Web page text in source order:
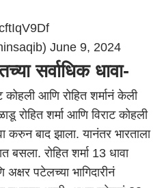
June 9, 2024
सर्वाधिक धावा-
कोहली आणि रोहित शर्मानं केली
रोहित शर्मा आणि विराट कोहली
करुन बाद झाला. यानंतर भारताला
बसला. रोहित शर्मा 13 धावा
पटेलच्या भागिदारीनं